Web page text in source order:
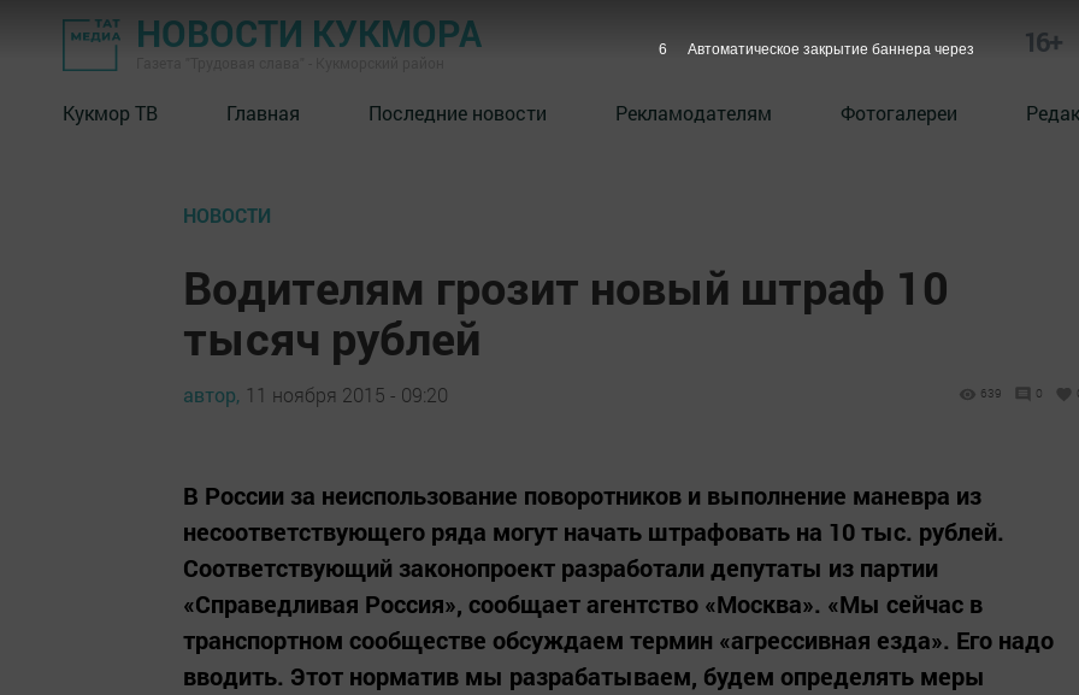
НОВОСТИ КУКМОРА 16+
Кукмор ТВ Главная Последние новости Рекламодателям Фотогалереи
НОВОСТИ
Водителям грозит новый штраф 10
тысяч рублей
автор, 11 ноября 2015 - 09:20 639 0
В России за неиспользование поворотников и выполнение маневра из
несоответствующего ряда могут начать штрафовать на 10 тыс. рублей.
Соответствующий законопроект разработали депутаты из партии
«Справедливая Россия», сообщает агентство «Москва». «Мы сейчас в
транспортном сообществе обсуждаем термин «агрессивная езда». Его надо
вводить. Этот норматив мы разрабатываем, будем определять меры
5 Автоматическое закрытие баннера через